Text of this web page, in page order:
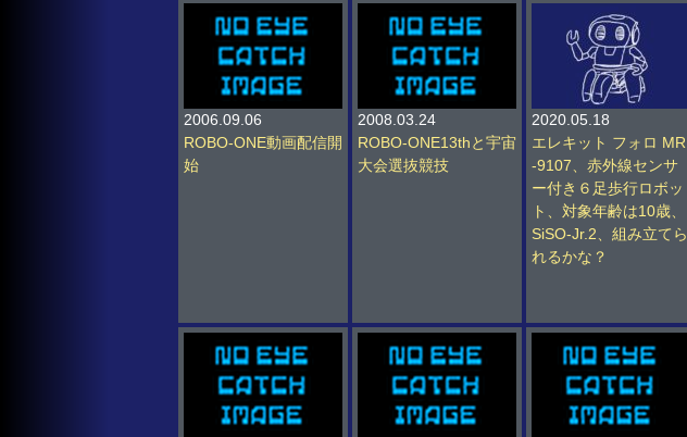
2006.09.06
ROBO-ONE動画配信開
始
2008.03.24
ROBO-ONE13thと宇宙
大会選抜競技
2020.05.18
エレキット フォロ MR
-9107、赤外線センサ
ー付き６足歩行ロボッ
ト、対象年齢は10歳、
SiSO-Jr.2、組み立てら
れるかな？